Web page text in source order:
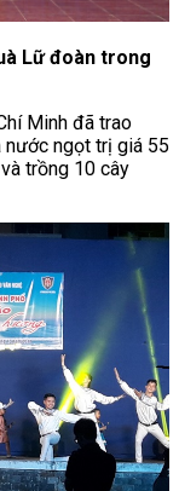
Lữ đoàn trong
Minh đã trao
nước ngọt trị giá 55
trồng 10 cây